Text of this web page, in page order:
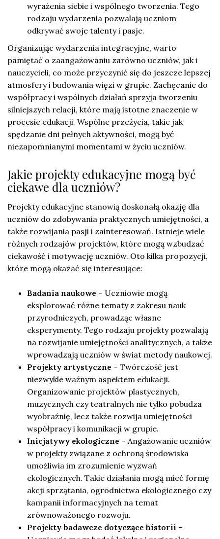
wyrażenia siebie i wspólnego tworzenia. Tego
rodzaju wydarzenia pozwalają uczniom
odkrywać swoje talenty i pasje.
Organizując wydarzenia integracyjne, warto
pamiętać o zaangażowaniu zarówno uczniów, jak i
nauczycieli, co może przyczynić się do jeszcze lepszej
atmosfery i budowania więzi w grupie. Zachęcanie do
współpracy i wspólnych działań sprzyja tworzeniu
silniejszych relacji, które mają istotne znaczenie w
procesie edukacji. Wspólne przeżycia, takie jak
spędzanie dni pełnych aktywności, mogą być
niezapomnianymi momentami w życiu uczniów.
Jakie projekty edukacyjne mogą być
ciekawe dla uczniów?
Projekty edukacyjne stanowią doskonałą okazję dla
uczniów do zdobywania praktycznych umiejętności, a
także rozwijania pasji i zainteresowań. Istnieje wiele
różnych rodzajów projektów, które mogą wzbudzać
ciekawość i motywację uczniów. Oto kilka propozycji,
które mogą okazać się interesujące:
Badania naukowe – Uczniowie mogą
eksplorować różne tematy z zakresu nauk
przyrodniczych, prowadząc własne
eksperymenty. Tego rodzaju projekty pozwalają
na rozwijanie umiejętności analitycznych, a także
wprowadzają uczniów w świat metody naukowej.
Projekty artystyczne – Twórczość jest
niezwykle ważnym aspektem edukacji.
Organizowanie projektów plastycznych,
muzycznych czy teatralnych nie tylko pobudza
wyobraźnię, lecz także rozwija umiejętności
współpracy i komunikacji w grupie.
Inicjatywy ekologiczne – Angażowanie uczniów
w projekty związane z ochroną środowiska
umożliwia im zrozumienie wyzwań
ekologicznych. Takie działania mogą mieć formę
akcji sprzątania, ogrodnictwa ekologicznego czy
kampanii informacyjnych na temat
zrównoważonego rozwoju.
Projekty badawcze dotyczące historii –